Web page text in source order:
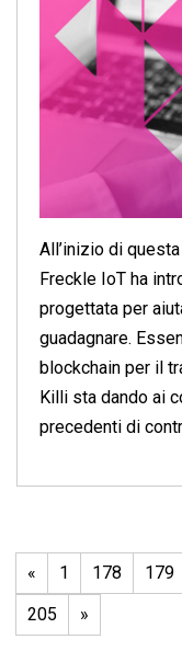
All’inizio di
Freckle IoT ha
progettata per
guadagnare.
blockchain per il
Killi sta dando ai
precedenti di
« 1 178 179
205
»